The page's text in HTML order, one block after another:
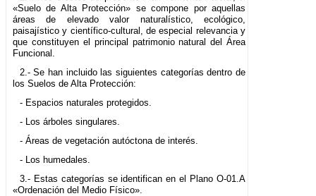
«Suelo de Alta Protección» se compone por aquellas
áreas de elevado valor naturalístico, ecológico,
paisajístico y científico-cultural, de especial relevancia y
que constituyen el principal patrimonio natural del Área
Funcional.
2.- Se han incluido las siguientes categorías dentro de
los Suelos de Alta Protección:
- Espacios naturales protegidos.
- Los árboles singulares.
- Áreas de vegetación autóctona de interés.
- Los humedales.
3.- Estas categorías se identifican en el Plano O-01.A
«Ordenación del Medio Físico».